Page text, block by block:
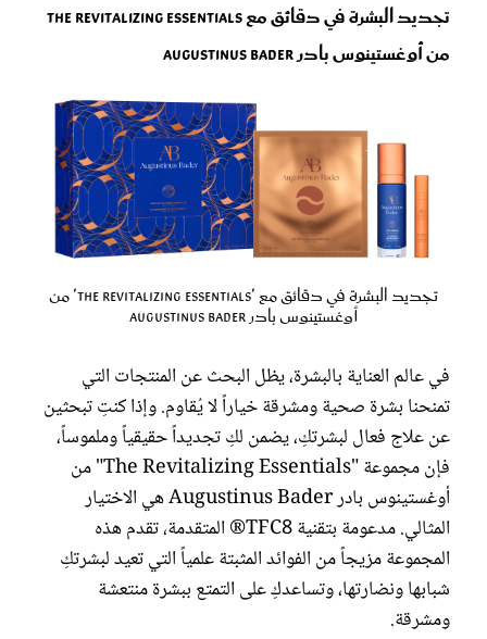
تجديد البشرة في دقائق مع The Revitalizing Essentials
من أوغستينوس بادر Augustinus Bader
تجديد البشرة في دقائق مع 'The Revitalizing Essentials' من
أوغستينوس بادر Augustinus Bader
في عالم العناية بالبشرة، يظل البحث عن المنتجات التي
تمنحنا بشرة صحية ومشرقة خياراً لا يُقاوم. وإذا كنتِ تبحثين
عن علاج فعال لبشرتكِ، يضمن لكِ تجديداً حقيقياً وملموساً،
فإن مجموعة "The Revitalizing Essentials" من
أوغستينوس بادر Augustinus Bader هي الاختيار
المثالي. مدعومة بتقنية TFC8® المتقدمة، تقدم هذه
المجموعة مزيجاً من الفوائد المثبتة علمياً التي تعيد لبشرتكِ
شبابها ونضارتها، وتساعدكِ على التمتع ببشرة منتعشة
ومشرقة.